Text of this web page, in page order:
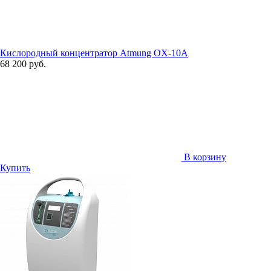
Кислородный концентратор Atmung OX-10A
68 200 руб.
В корзину
Купить